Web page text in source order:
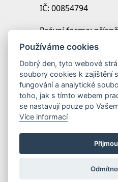
IČ: 00854794
Právní forma:
IZO: 102454027
Zřizovatel: Město
Používáme cookies
Dobrý den, tyto webové
soubory cookies k zajištění
fungování a analytické
toho, jak s tímto webem
se nastavují pouze po
Více informací